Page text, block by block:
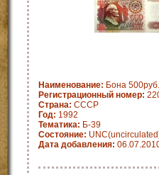
Наименование: Бона
Регистрационный номер:
Страна: CCCP
Год: 1992
Тематика: Б-39
Состояние:
Дата добавления: